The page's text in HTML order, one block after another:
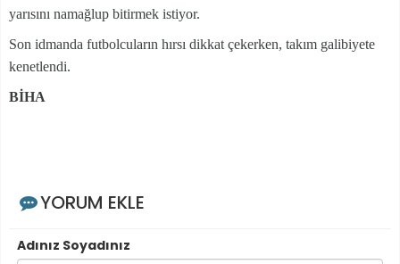
yarısını namağlup bitirmek istiyor.
Son idmanda futbolcuların hırsı dikkat çekerken, takım galibiyete
kenetlendi.
BİHA
YORUM EKLE
Adınız Soyadınız